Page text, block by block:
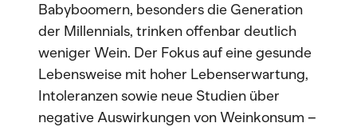
Babyboomern, besonders die Generation
der Millennials, trinken offenbar deutlich
weniger Wein. Der Fokus auf eine gesunde
Lebensweise mit hoher Lebenserwartung,
Intoleranzen sowie neue Studien über
negative Auswirkungen von Weinkonsum –